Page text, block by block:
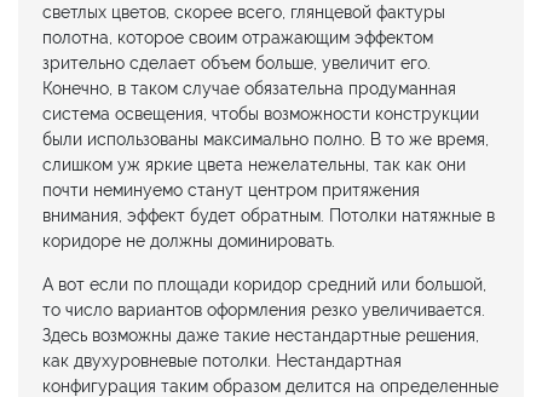
светлых цветов, скорее всего, глянцевой фактуры
полотна, которое своим отражающим эффектом
зрительно сделает объем больше, увеличит его.
Конечно, в таком случае обязательна продуманная
система освещения, чтобы возможности конструкции
были использованы максимально полно. В то же время,
слишком уж яркие цвета нежелательны, так как они
почти неминуемо станут центром притяжения
внимания, эффект будет обратным. Потолки натяжные в
коридоре не должны доминировать.
А вот если по площади коридор средний или большой,
то число вариантов оформления резко увеличивается.
Здесь возможны даже такие нестандартные решения,
как двухуровневые потолки. Нестандартная
конфигурация таким образом делится на определенные